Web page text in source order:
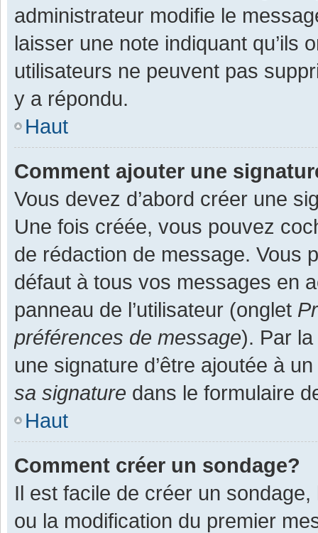
administrateur modifie le
laisser une note indiquant qu’ils
utilisateurs ne peuvent pas
y a répondu.
Haut
Comment ajouter une
Vous devez d’abord créer une
Une fois créée, vous pouvez
de rédaction de message. Vous
défaut à tous vos messages en
panneau de l’utilisateur (onglet
préférences de message). Par
une signature d’être ajoutée à
sa signature dans le formulaire
Haut
Comment créer un sondage?
Il est facile de créer un
ou la modification du premier